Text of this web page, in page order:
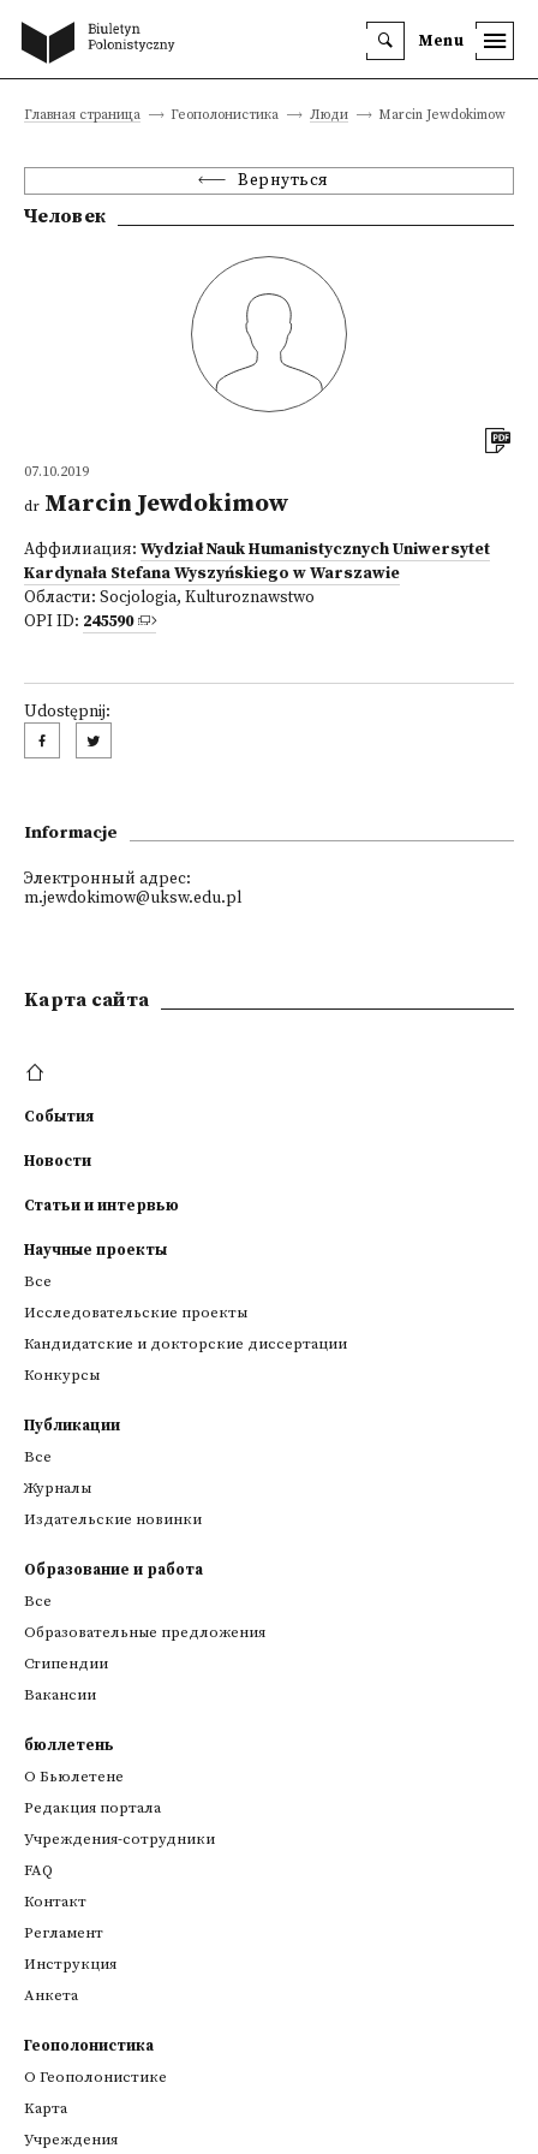
Menu
Главная страница Геополонистика Люди Marcin Jewdokimow
Вернуться
Человек
07.10.2019
dr Marcin Jewdokimow
Аффилиация: Wydział Nauk Humanistycznych Uniwersytet
Kardynała Stefana Wyszyńskiego w Warszawie
Области: Socjologia, Kulturoznawstwo
OPI ID: 245590
Udostępnij:
Informacje
Электронный адрес:
m.jewdokimow@uksw.edu.pl
Kарта сайта
События
Новости
Статьи и интервью
Научные проекты
Все
Исследовательские проекты
Кандидатские и докторские диссертации
Конкурсы
Публикации
Все
Журналы
Издательские новинки
Образование и работа
Все
Образовательные предложения
Стипендии
Вакансии
бюллетень
О Бьюлетене
Редакция портала
Учреждения-сотрудники
FAQ
Контакт
Регламент
Инструкция
Анкета
Геополонистика
О Геополонистике
Kарта
Учреждения